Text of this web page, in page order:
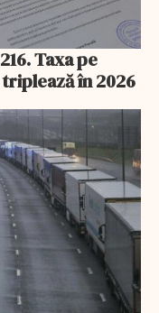
Taxa pe
în 2026